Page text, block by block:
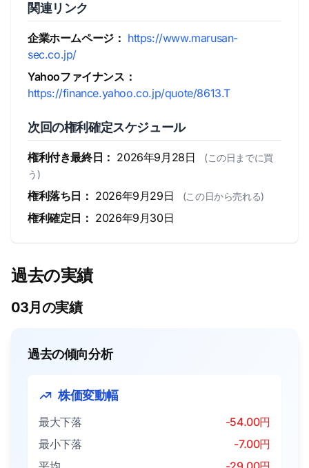
関連リンク
企業ホームページ： https://www.marusan-
sec.co.jp/
Yahooファイナンス：
https://finance.yahoo.co.jp/quote/8613.T
次回の権利確定スケジュール
権利付き最終日： 2026年9月28日
(この日までに買
う)
権利落ち日： 2026年9月29日 (この日から売れる)
権利確定日： 2026年9月30日
過去の実績
03月の実績
過去の傾向分析
株価変動幅
最大下落
-54.00円
最小下落
-7.00円